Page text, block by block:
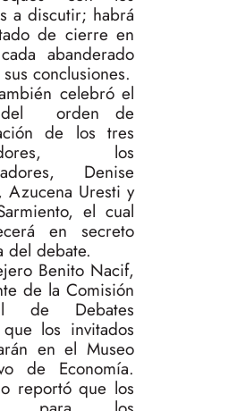
a discutir; habrá
de cierre en
abanderado
conclusiones.
celebró el
del orden de
de los tres
los
Denise
Azucena Uresti y
el cual
en secreto
del debate.
Benito Nacif,
de la Comisión
de Debates
los invitados
en el Museo
de Economía.
reportó que los